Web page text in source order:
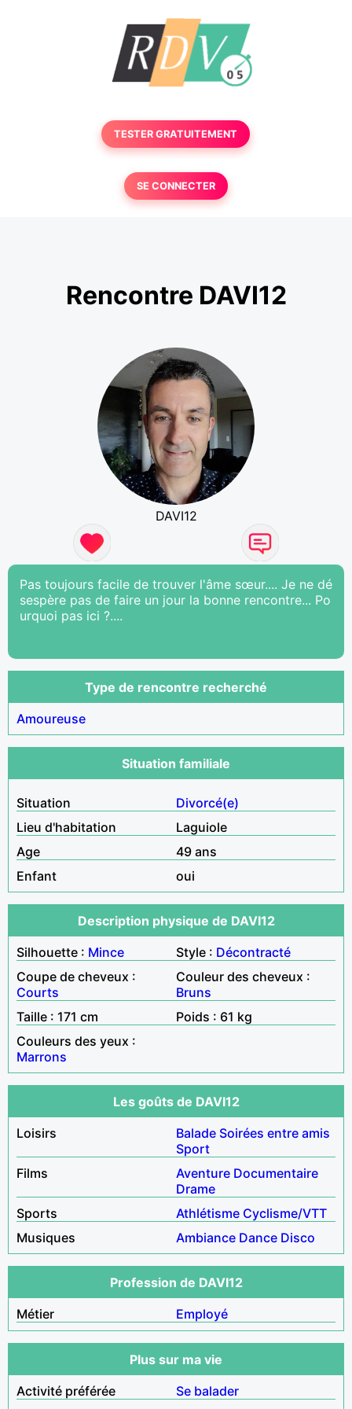
TESTER GRATUITEMENT
SE CONNECTER
Rencontre DAVI12
DAVI12
Pas toujours facile de trouver l'âme sœur.... Je ne dé
sespère pas de faire un jour la bonne rencontre... Po
urquoi pas ici ?....
Type de rencontre recherché
Amoureuse
Situation familiale
Situation
Divorcé(e)
Lieu d'habitation
Laguiole
Age
49 ans
Enfant
oui
Description physique de DAVI12
Silhouette : Mince Style : Décontracté
Coupe de cheveux :
Courts
Couleur des cheveux :
Bruns
Taille : 171 cm
Poids : 61 kg
Couleurs des yeux :
Marrons
Les goûts de DAVI12
Loisirs
Balade Soirées entre amis
Sport
Films
Aventure Documentaire
Drame
Sports
Athlétisme Cyclisme/VTT
Musiques
Ambiance Dance Disco
Profession de DAVI12
Métier
Employé
Plus sur ma vie
Activité préférée
Se balader